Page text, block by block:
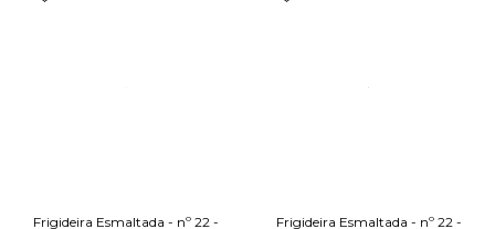
Frigideira Esmaltada - nº 22 -
Frigideira Esmaltada - nº 22 -